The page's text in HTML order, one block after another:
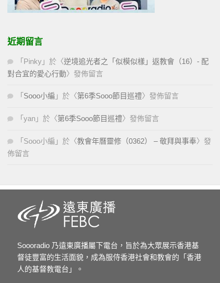
近期留言
「 Pinky 」於〈逆境追光者之「似模似樣」返教會（16）- 配
對合宜的愛心行動〉發佈留言
「 Sooo小編 」於〈第6季Sooo節目巡禮〉發佈留言
「 yan 」於〈第6季Sooo節目巡禮〉發佈留言
「 Sooo小編 」於〈教會年曆靈修（0362） – 敬拜與事奉〉發
佈留言
Soooradio 乃遠東廣播屬下電台，旨於為大眾展示香港基
督徒豐富的生活面貌，成為服侍香港社會和教會的「香港
人的基督教電台」。